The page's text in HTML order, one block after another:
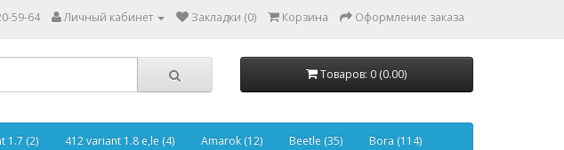
59-64 Личный кабинет Закладки (0) Корзина Оформление заказа
Товаров: 0 (0.00)
1.7 (2) 412 variant 1.8 e,le (4) Amarok (12) Beetle (35) Bora (114)